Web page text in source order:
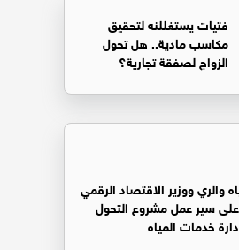
فتيات يستغللنه لتحقيق
مكاسب مادية.. هل تحول
الزواج لصفقة تجارية؟
والري ووزير الاقتصاد الرقمي
سير عمل مشروع التحول
خدمات المياه